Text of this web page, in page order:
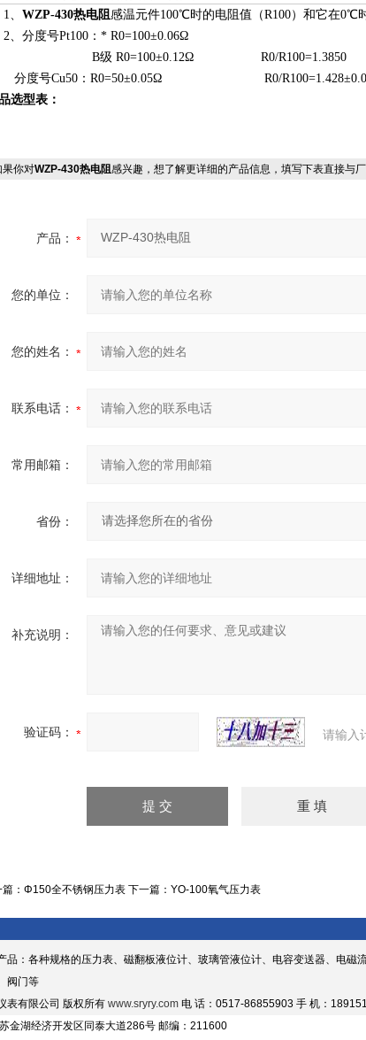
WZP-430热电阻感温元件100℃时的电阻值（R100）和它在0℃
分度号Pt100：* R0=100±0.06Ω
级 R0=100±0.12Ω R0/R100=1.3850
度号Cu50：R0=50±0.05Ω R0/
选型表：
你对WZP-430热电阻感兴趣，想了解更详细的产品信息，填写下表直接与厂
产品：
您的单位：
您的姓名：
联系电话：
常用邮箱：
省份：
详细地址：
补充说明：
验证码： 请输入
： Φ150全不锈钢压力表 下一篇： YO-100氧气压力表
品：各种规格的压力表、磁翻板液位计、玻璃管液位计、电容变送器、电磁
阀门等
表有限公司 版权所有 www.sryry.com 电 话：0517-86855903 手 机：
金湖经济开发区同泰大道286号 邮编：211600